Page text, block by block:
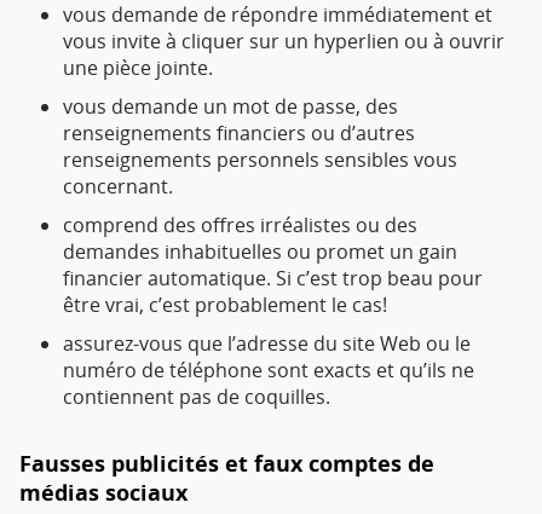
vous demande de répondre immédiatement et
vous invite à cliquer sur un hyperlien ou à ouvrir
une pièce jointe.
vous demande un mot de passe, des
renseignements financiers ou d’autres
renseignements personnels sensibles vous
concernant.
comprend des offres irréalistes ou des
demandes inhabituelles ou promet un gain
financier automatique. Si c’est trop beau pour
être vrai, c’est probablement le cas!
assurez-vous que l’adresse du site Web ou le
numéro de téléphone sont exacts et qu’ils ne
contiennent pas de coquilles.
Fausses publicités et faux comptes de
médias sociaux